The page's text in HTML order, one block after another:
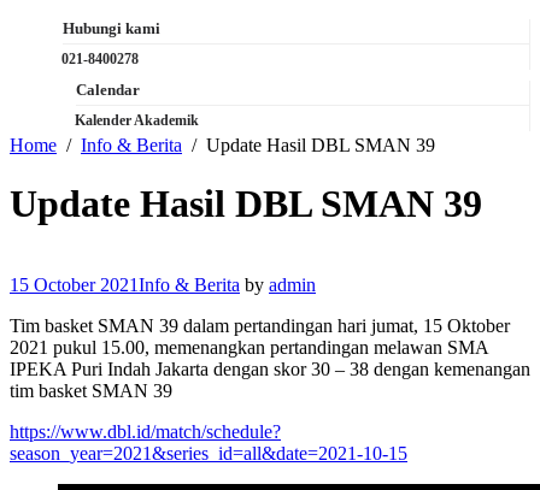
Hubungi kami
021-8400278
Calendar
Kalender Akademik
Home Info & Berita Update Hasil DBL SMAN 39
Update Hasil DBL SMAN 39
15 October 2021Info & Berita by admin
Tim basket SMAN 39 dalam pertandingan hari jumat, 15 Oktober
2021 pukul 15.00, memenangkan pertandingan melawan SMA
IPEKA Puri Indah Jakarta dengan skor 30 – 38 dengan kemenangan
tim basket SMAN 39
https://www.dbl.id/match/schedule?
season_year=2021&series_id=all&date=2021-10-15